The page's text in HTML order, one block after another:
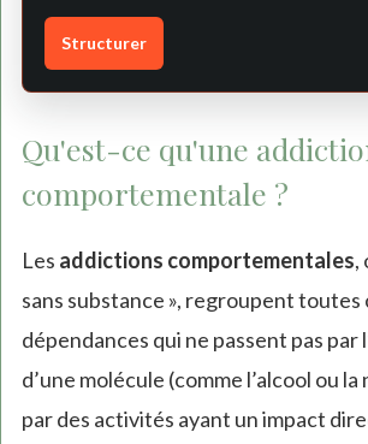
Structurer
Qu'est-ce qu'une
comportementale ?
Les addictions comportementales,
sans substance », regroupent toutes
dépendances qui ne passent pas par
d’une molécule (comme l’alcool ou
par des activités ayant un impact